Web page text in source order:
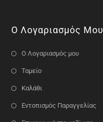
Ο Λογαριασμός Μου
Ο Λογαριασμός μου
Ταμείο
Καλάθι
Εντοπισμός Παραγγελίας